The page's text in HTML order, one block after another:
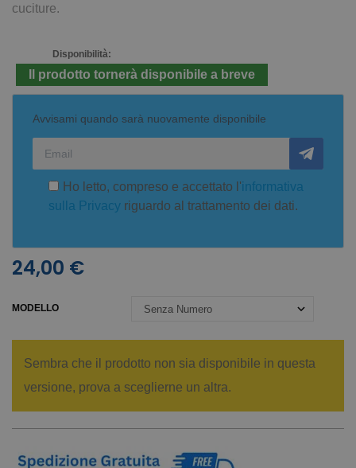
cuciture.
Disponibilità:
Il prodotto tornerà disponibile a breve
Avvisami quando sarà nuovamente disponibile
Ho letto, compreso e accettato l'informativa
sulla Privacy riguardo al trattamento dei dati.
24,00 €
MODELLO
Sembra che il prodotto non sia disponibile in questa
versione, prova a sceglierne un altra.